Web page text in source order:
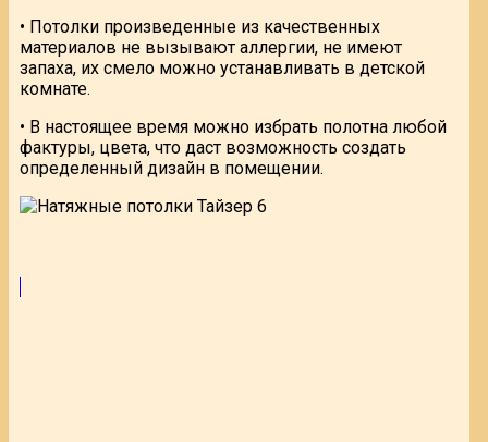
• Потолки произведенные из качественных
материалов не вызывают аллергии, не имеют
запаха, их смело можно устанавливать в детской
комнате.
• В настоящее время можно избрать полотна любой
фактуры, цвета, что даст возможность создать
определенный дизайн в помещении.